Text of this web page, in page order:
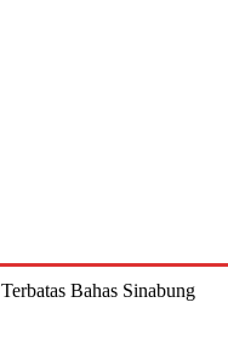
Bahas Sinabung